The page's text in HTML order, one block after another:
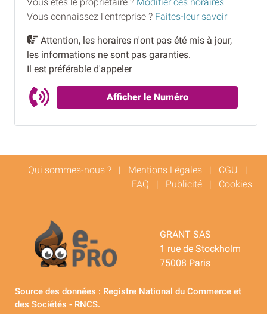
Vous connaissez l'entreprise ? Faites-leur savoir
Attention, les horaires n'ont pas été mis à jour,
les informations ne sont pas garanties.
Il est préférable d'appeler
Afficher le Numéro
Qui sommes-nous ? | Mentions Légales | CGU |
FAQ | Publicité | Cookies
GRANT SAS
1 rue de Stockholm
75008 Paris
Source des données : Registre National du Commerce et
des Sociétés - RNCS.